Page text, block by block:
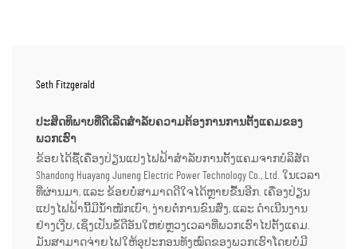
Seth Fitzgerald
ປະສິດທິພາບທີ່ດີເລີດສຳລັບຄວາມຕ້ອງການການຕັ້ງແຄມຂອງ
ພວກເຮົາ
ຂ້ອຍໄດ້ຊື້ເຄື່ອງປ່ຽນແປງໄຟຟ້າສຳລັບການຕັ້ງແຄມຈາກບໍລິສັດ
Shandong Huayang Juneng Electric Power Technology Co., Ltd. ໃນເວລາ
ທີ່ຜ່ານມາ, ແລະ ຂ້ອຍບໍ່ສາມາດດີໃຈໄດ້ຫຼາຍຂື້ນອີກ. ເຄື່ອງປ່ຽນ
ແປງໄຟຟ້ານີ້ມີນ້ຳໜັກເບົາ, ງ່າຍຕໍ່ການຂົນສົ່ງ, ແລະ ດຳເນີນງານ
ຢ່າງເງີບ, ເຊິ່ງເປັນຂໍ້ດີອັນໃຫຍ່ຫຼວງເວລາທີ່ພວກເຮົາໄປຕັ້ງແຄມ.
ມັນສາມາດຈ່າຍໄຟໃຫ້ອຸປະກອນທັງໝົດຂອງພວກເຮົາໂດຍບໍ່ມີ